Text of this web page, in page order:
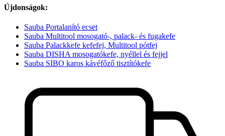
Újdonságok:
Sauba Portalanító ecset
Sauba Multitool mosogató-, palack- és fugakefe
Sauba Palackkefe kefefej, Multitool pótfej
Sauba DISHA mosogatókefe, nyéllel és fejjel
Sauba SIBO karos kávéfőző tisztítókefe